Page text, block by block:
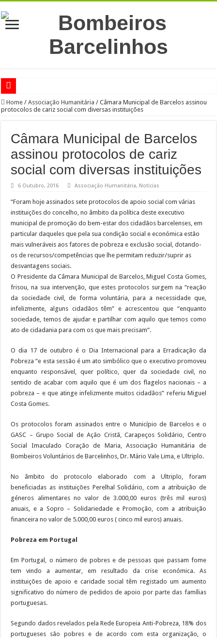
RED ALERT 2024
CARNAVAL SOLIDÁRIO!
De geração em geração…
Uma iniciativa do Motor Clube de Barcelos
Participação de Falecimento
Já há vencedores para o concurso de desenho lançado às crianças do primeiro
Chegou a altura de voltar a ajudar os Bombeiros de Barcelinhos com o seu IRS
Home / Associação Humanitária / Câmara Municipal de Barcelos assinou
protocolos de cariz social com diversas instituições
Câmara Municipal de Barcelos
assinou protocolos de cariz
social com diversas instituições
6 Outubro, 2016 Associação Humanitária, Notícias
“Foram hoje assinados sete protocolos de apoio social com várias
instituições do concelho, no âmbito da política deste executivo
municipal de promoção do bem-estar dos cidadãos barcelenses, em
particular daqueles que pela sua condição social e económica estão
mais vulneráveis aos fatores de pobreza e exclusão social, dotando-
os de recursos/competências que lhe permitam reduzir/suprir as
desvantagens sociais.
O Presidente da Câmara Municipal de Barcelos, Miguel Costa Gomes,
frisou, na sua intervenção, que estes protocolos surgem na “reação
da sociedade civil, de forma voluntária, para a necessidade que,
infelizmente, alguns cidadãos têm” e acrescentou que “enquanto
sociedade, temos de ajudar e partilhar com aquilo que temos como
ato de cidadania para com os que mais precisam”.
O dia 17 de outubro é o Dia Internacional para a Erradicação da
Pobreza “e esta sessão é um ato simbólico que o executivo promoveu
enquanto responsável, quer político, quer da sociedade civil, no
sentido de acabar com aquilo que é um dos flagelos nacionais – a
pobreza – e que atinge infelizmente muitos cidadãos” referiu Miguel
Costa Gomes.
Os protocolos foram assinados entre o Município de Barcelos e o
GASC – Grupo Social de Ação Cristã, Carapeços Solidário, Centro
Social Imaculado Coração de Maria, Associação Humanitária de
Bombeiros Voluntários de Barcelinhos, Dr. Mário Vale Lima, e Ultriplo.
No âmbito do protocolo elaborado com a Ultriplo, foram
beneficiadas as instituições Perelhal Solidário, com a atribuição de
géneros alimentares no valor de 3.000,00 euros (três mil euros)
anuais, e a Sopro – Solidariedade e Promoção, com a atribuição
financeira no valor de 5.000,00 euros ( cinco mil euros) anuais.
Pobreza em Portugal
Em Portugal, o número de pobres e de pessoas que passam fome
tem vindo a aumentar, em resultado da crise económica. As
instituições de apoio e caridade social têm registado um aumento
significativo do número de pedidos de apoio por parte das famílias
portuguesas.
Segundo dados revelados pela Rede Europeia Anti-Pobreza, 18% dos
portugueses são pobres e de acordo com esta organização, o